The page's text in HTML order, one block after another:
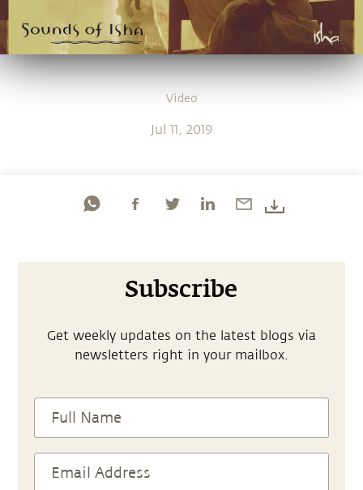
Video
Jul 11, 2019
Subscribe
Get weekly updates on the latest blogs via
newsletters right in your mailbox.